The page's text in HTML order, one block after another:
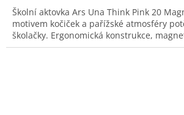
Školní aktovka Ars Una Think Pink 20
motivem kočiček a pařížské atmosféry
školačky. Ergonomická konstrukce,